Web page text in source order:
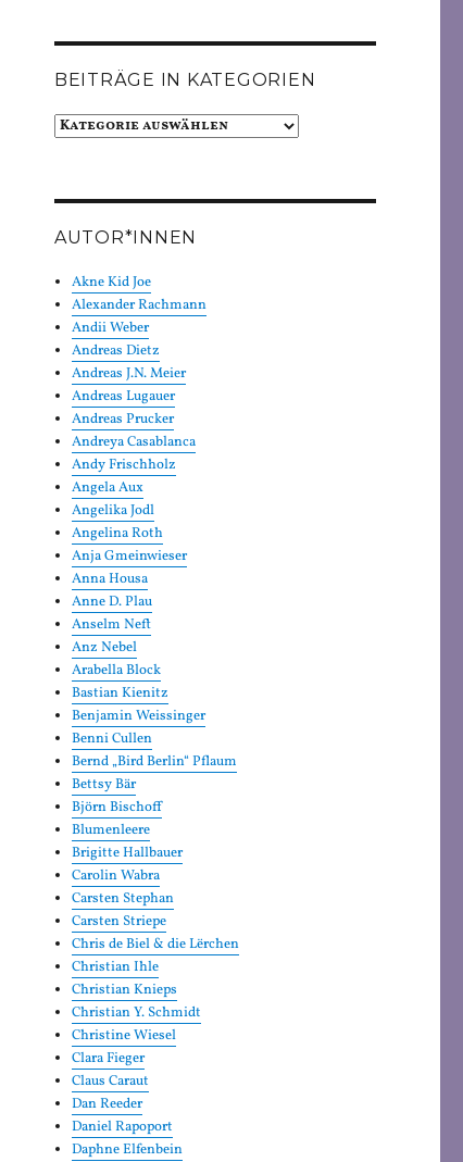
BEITRÄGE IN KATEGORIEN
Beiträge
AUTOR*INNEN
Akne Kid Joe
Alexander Rachmann
Andii Weber
Andreas Dietz
Andreas J.N. Meier
Andreas Lugauer
Andreas Prucker
Andreya Casablanca
Andy Frischholz
Angela Aux
Angelika Jodl
Angelina Roth
Anja Gmeinwieser
Anna Housa
Anne D. Plau
Anselm Neft
Anz Nebel
Arabella Block
Bastian Kienitz
Benjamin Weissinger
Benni Cullen
Bernd „Bird Berlin“ Pflaum
Bettsy Bär
Björn Bischoff
Blumenleere
Brigitte Hallbauer
Carolin Wabra
Carsten Stephan
Carsten Striepe
Chris de Biel & die Lërchen
Christian Ihle
Christian Knieps
Christian Y. Schmidt
Christine Wiesel
Clara Fieger
Claus Caraut
Dan Reeder
Daniel Rapoport
Daphne Elfenbein